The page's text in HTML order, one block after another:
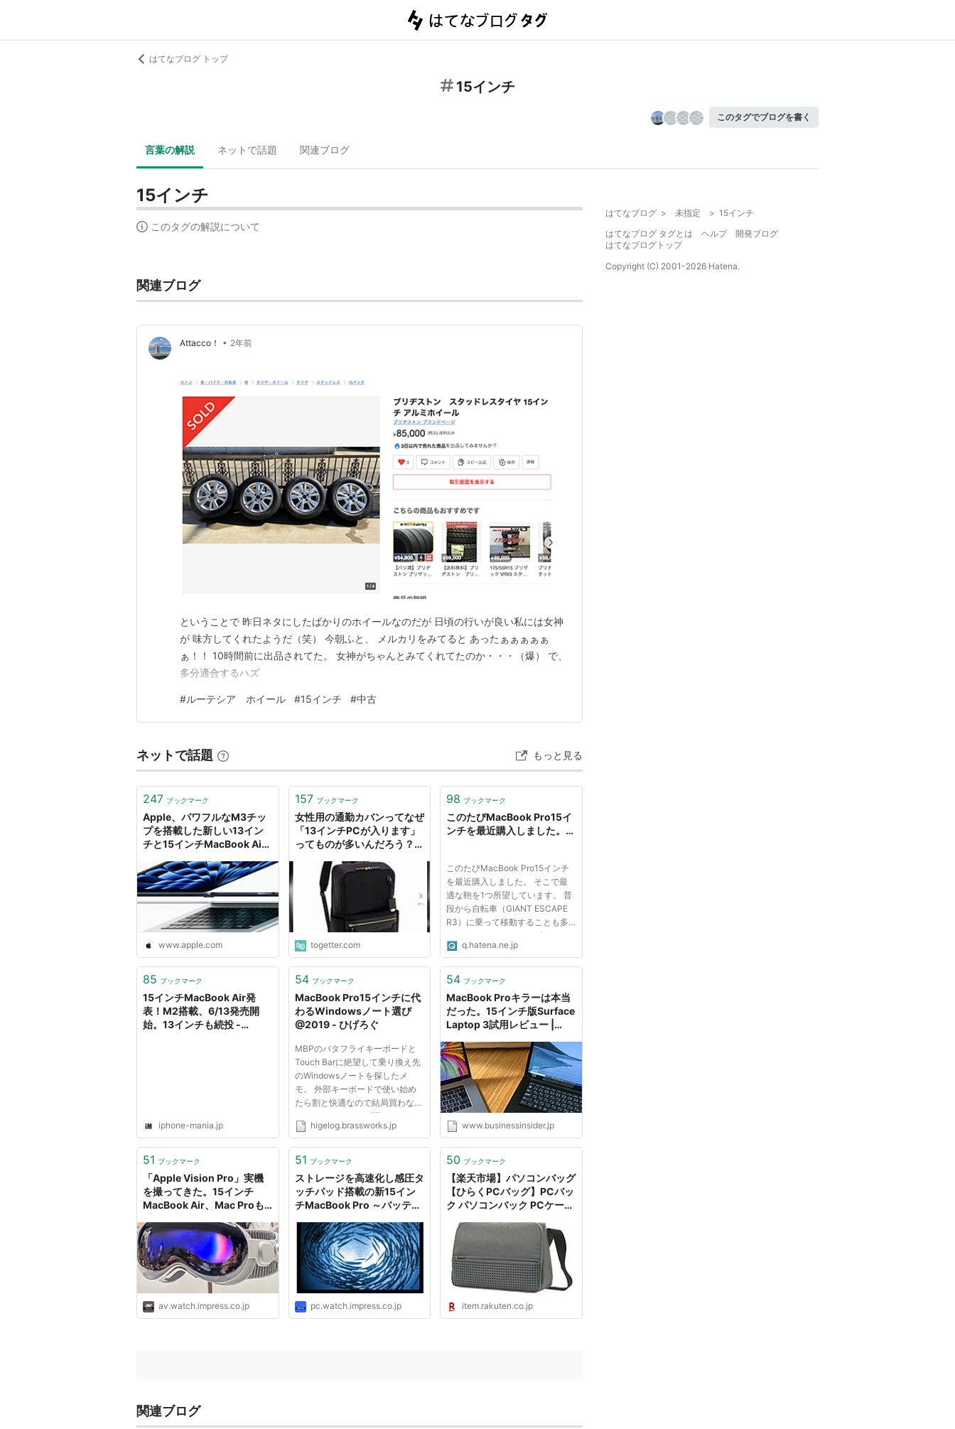
はてなブログ トップ
15インチ
このタグでブログを書く
言葉の解説 ネットで話題 関連ブログ
15インチ
このタグの解説について
関連ブログ
Attacco！ • 2年前
ということで 昨日ネタにしたばかりのホイールなのだが 日頃の行いが良い私には女神
が 味方してくれたようだ（笑） 今朝ふと、 メルカリをみてると あったぁぁぁぁぁ
ぁ！！ 10時間前に出品されてた。 女神がちゃんとみてくれてたのか・・・（爆） で、
多分適合するハズ
#ルーテシア ホイール #15インチ #中古
ネットで話題 もっと見る
247 ブックマーク
Apple、パワフルなM3チッ
プを搭載した新しい13イン
チと15インチMacBook Air
www.apple.com
157 ブックマーク
女性用の通勤カバンってなぜ
「13インチPCが入ります」
ってものが多いんだろう？
イめ通勤リュック、ACEや
マザーハウスなどオススメは
togetter.com
98 ブックマーク
このたびMacBook Pro15イ
ンチを最近購入しました。…
このたびMacBook Pro15インチ
を最近購入しました。 そこで最
適な鞄を1つ所望しています。 普
段から自転車（GIANT ESCAPE
R3）に乗って移動することも多
いので ・リュックタイプ ・メッ
センジャーバッグタイプ を希望
れはおすすめ！」という鞄があれ
MacBook Proは...
q.hatena.ne.jp
85 ブックマーク
15インチMacBook Air発
表！M2搭載、6/13発売開
始。13インチも続投 -
iphone-mania.jp
54 ブックマーク
MacBook Pro15インチに代
わるWindowsノート選び
@2019 - ひげろぐ
MBPのバタフライキーボードと
Touch Barに絶望して乗り換え先
のWindowsノートを探したメ
モ。 外部キーボードで使い始め
たら割と快適なので結局買わなそ
うなのだがせっかく調べたので。
絶対条件 まずは以下の条件で絞
ディスプレイ 32GBメモリ（換装
はそれ以下...
higelog.brassworks.jp
54 ブックマーク
MacBook Proキラーは本当
だった。15インチ版Surface
Laptop 3試用レビュー |
www.businessinsider.jp
51 ブックマーク
「Apple Vision Pro」実機
を撮ってきた。15インチ
MacBook Air、Mac Proも
RandomTracking】
av.watch.impress.co.jp
51 ブックマーク
ストレージを高速化し感圧タ
ッチパッド搭載の新15イン
チMacBook Pro ～バッテリ
pc.watch.impress.co.jp
50 ブックマーク
【楽天市場】パソコンバッグ
【ひらくPCバッグ】PCバッ
ク パソコンバック PCケース
SUPER CLASSIC パソコン
ケース MBP15インチ ipad
ipad3 ipad4も収納 かっこい
い 持ち運ぶ
item.rakuten.co.jp
関連ブログ
はてなブログ > 未指定 > 15インチ
はてなブログ タグとは
ヘルプ
開発ブログ
はてなブログトップ
Copyright (C) 2001-2026 Hatena.